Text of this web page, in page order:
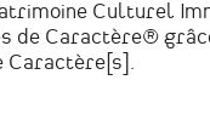
Culturel
de Caractère®
Caractère[s].